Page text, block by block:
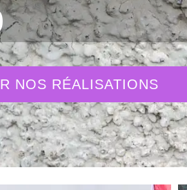
NOS RÉALISATIONS